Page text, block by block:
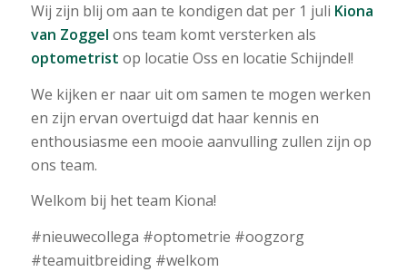
Wij zijn blij om aan te kondigen dat per 1 juli Kiona
van Zoggel ons team komt versterken als
optometrist op locatie Oss en locatie Schijndel!
We kijken er naar uit om samen te mogen werken
en zijn ervan overtuigd dat haar kennis en
enthousiasme een mooie aanvulling zullen zijn op
ons team.
Welkom bij het team Kiona!
#nieuwecollega #optometrie #oogzorg
#teamuitbreiding #welkom